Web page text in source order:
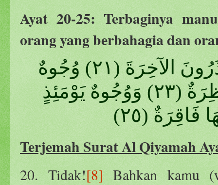
Ayat 20-25: Terbaginya
orang yang berbahagia dan
كَلا بَلْ تُحِبُّونَ الْعَاجِلَةَ (٢٠) وَتَذَرُونَ الآخِرَةَ (٢١) وُجُوهٌ
يَوْمَئِذٍ نَاضِرَةٌ (٢٢) إِلَى رَبِّهَا نَاظِرَةٌ (٢٣) وَوُجُوهٌ يَوْمَئِذٍ
Terjemah Surat Al Qiyamah
20. Tidak![8] Bahkan kamu